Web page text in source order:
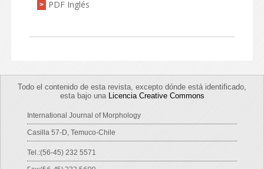
> PDF Inglés
Todo el contenido de esta revista, excepto dónde está identificado,
esta bajo una Licencia Creative Commons
International Journal of Morphology
Casilla 57-D, Temuco-Chile
Tel.:(56-45) 232 5571